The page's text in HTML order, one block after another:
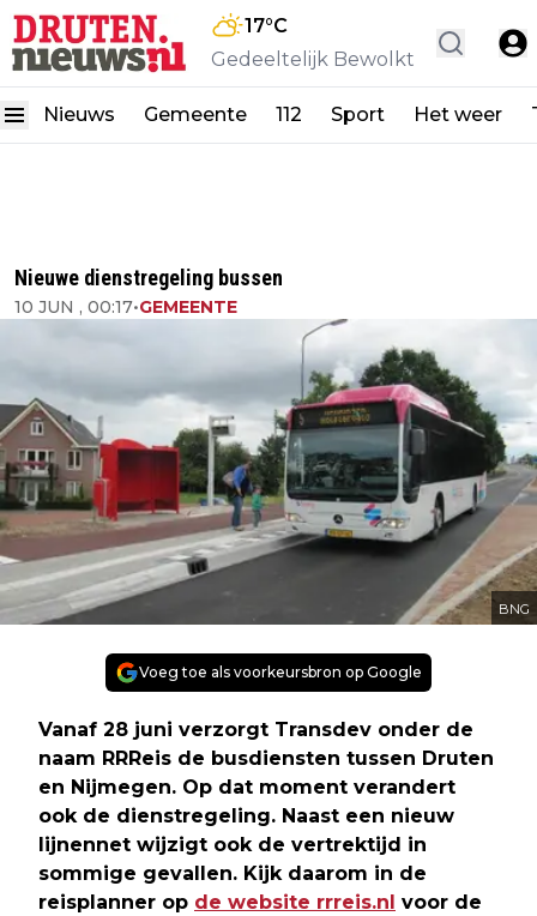
17°C
Gedeeltelijk Bewolkt
Nieuws Gemeente 112 Sport Het weer
Nieuwe dienstregeling bussen
10 JUN , 00:17•GEMEENTE
BNG
Voeg toe als voorkeursbron op Google
Vanaf 28 juni verzorgt Transdev onder de
naam RRReis de busdiensten tussen Druten
en Nijmegen. Op dat moment verandert
ook de dienstregeling. Naast een nieuw
lijnennet wijzigt ook de vertrektijd in
sommige gevallen. Kijk daarom in de
reisplanner op de website rrreis.nl voor de